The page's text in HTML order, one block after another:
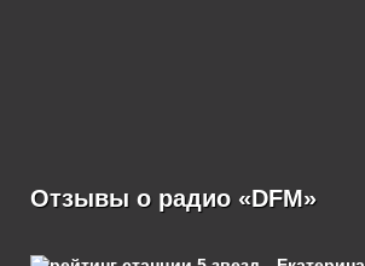
Отзывы о радио «DFM»